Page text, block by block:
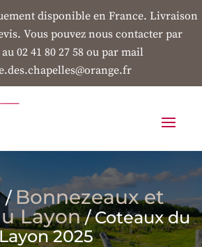
disponible en France. Livraison
Vous pouvez nous contacter par
02 41 80 27 58 ou par mail
/ Bonnezeaux et
Layon/ Coteaux du
2025